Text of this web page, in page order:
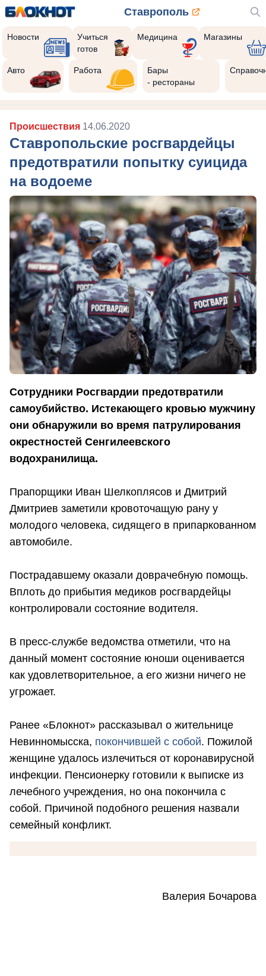
Ставрополь
Новости
Учиться
готов
Медицина Магазины
Авто Работа
Бары
- рестораны
Происшествия 14.06.2020
Ставропольские росгвардейцы
предотвратили попытку суицида
на водоеме
Сотрудники Росгвардии предотвратили
самоубийство. Истекающего кровью мужчину
они обнаружили во время патрулирования
окрестностей Сенгилеевского
водохранилища.
Прапорщики Иван Шелкоплясов и Дмитрий
Дмитриев заметили кровоточащую рану у
молодого человека, сидящего в припаркованном
автомобиле.
Пострадавшему оказали доврачебную помощь.
Вплоть до прибытия медиков росгвардейцы
контролировали состояние водителя.
В пресс-службе ведомства отметили, что на
данный момент состояние юноши оценивается
как удовлетворительное, а его жизни ничего не
угрожает.
Ранее «Блокнот» рассказывал о жительнице
Невинномысска, покончившей с собой. Пожилой
женщине удалось излечиться от коронавирусной
инфекции. Пенсионерку готовили к выписке из
лечебного учреждения, но она покончила с
собой. Причиной подобного решения назвали
семейный конфликт.
Валерия Бочарова